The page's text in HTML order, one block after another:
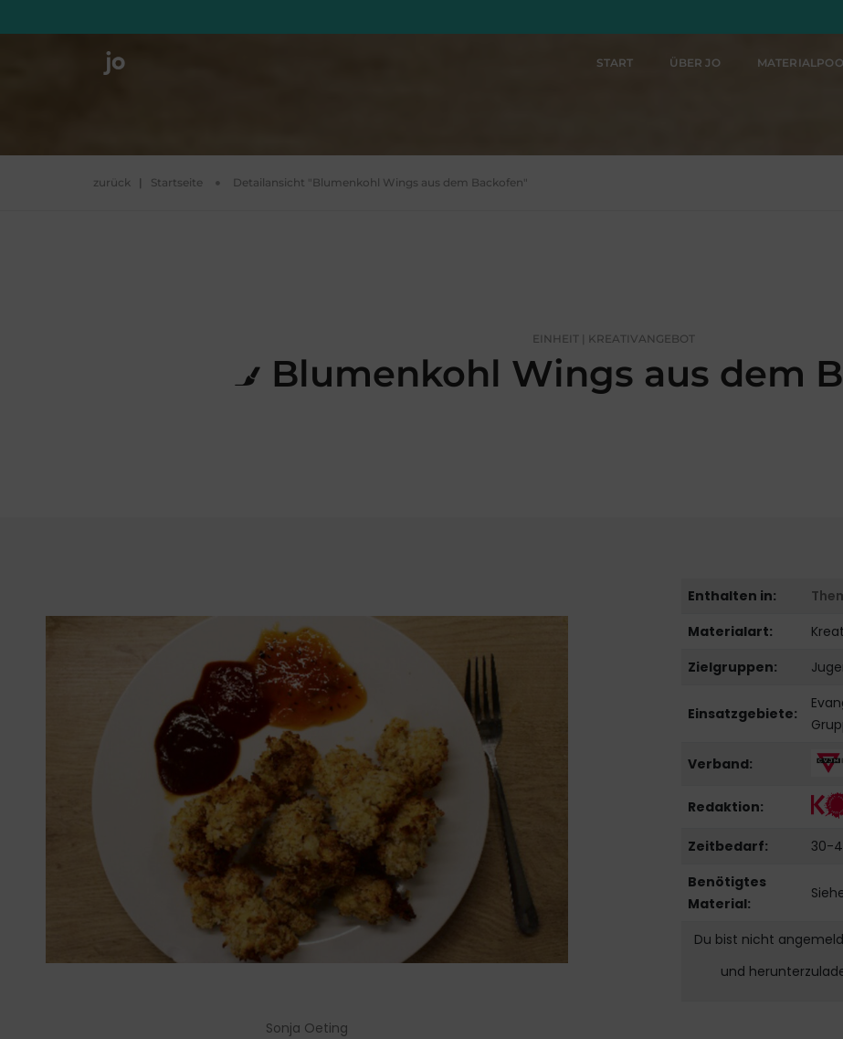
START ÜBER JO
zurück | Startseite Detailansicht "Blumenkohl Wings aus dem Backofen"
EINHEIT | KREATIVANGEBOT
Blumenkohl Wings aus dem
Sonja Oeting
Enthalten in:
Materialart:
Zielgruppen:
Einsatzgebiete:
Verband:
Redaktion:
Zeitbedarf:
30-
Benötigtes
Material:
Du bist nicht
und